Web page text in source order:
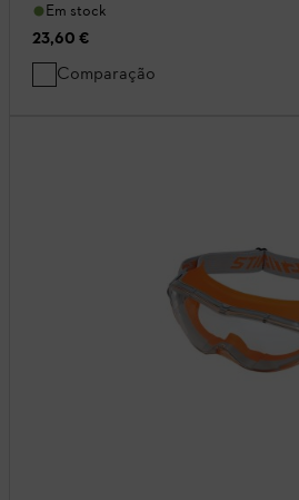
Em stock
23,60 €
Comparação